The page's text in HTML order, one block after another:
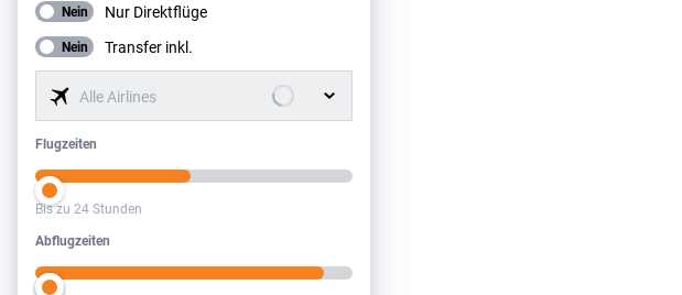
Nein Nur Direktflüge
Nein Transfer inkl.
Alle Airlines
Flugzeiten
Flugzeiten
Bis zu 24 Stunden
Abflugzeiten
Abflugzeiten